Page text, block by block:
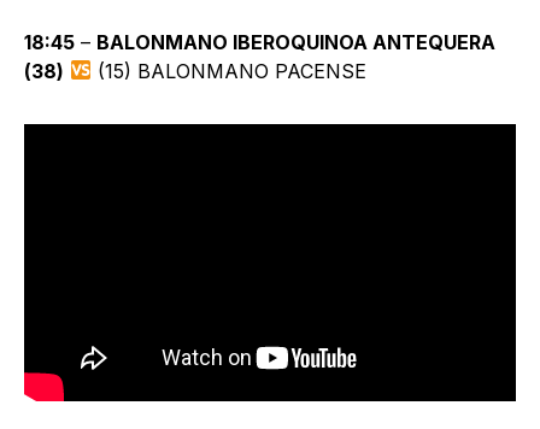
18:45 – BALONMANO IBEROQUINOA ANTEQUERA
(38) (15) BALONMANO PACENSE